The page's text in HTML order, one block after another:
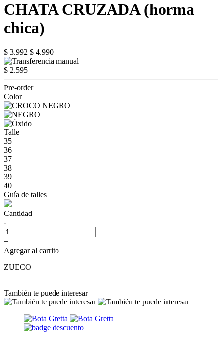
CHATA CRUZADA (horma
chica)
$ 3.992 $ 4.990
$ 2.595
Pre-order
Color
Talle
35
36
37
38
39
40
Guía de talles
Cantidad
-
+
Agregar al carrito
ZUECO
También te puede interesar